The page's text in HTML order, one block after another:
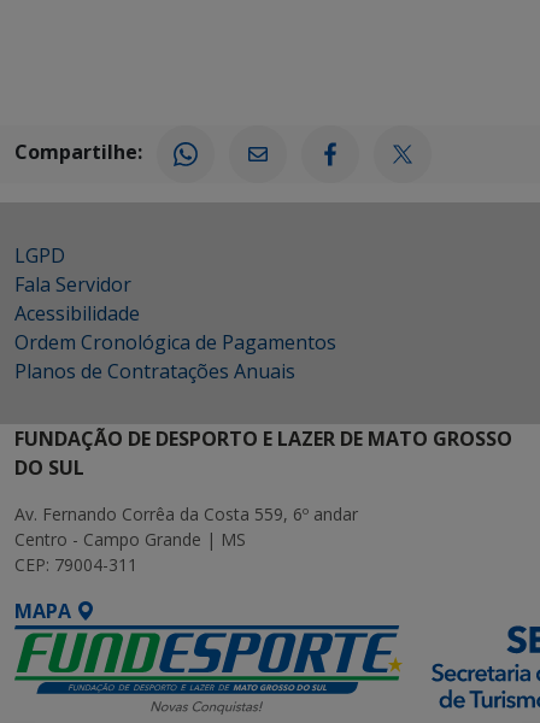
Compartilhe:
LGPD
Fala Servidor
Acessibilidade
Ordem Cronológica de Pagamentos
Planos de Contratações Anuais
FUNDAÇÃO DE DESPORTO E LAZER DE MATO GROSSO
DO SUL
Av. Fernando Corrêa da Costa 559, 6º andar
Centro - Campo Grande | MS
CEP: 79004-311
MAPA